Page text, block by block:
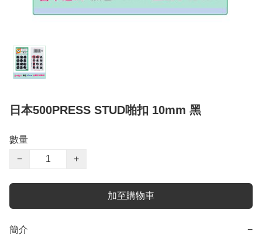
日本500PRESS STUD啪扣 10mm 黑
數量
−
+
加至購物車
簡介 −